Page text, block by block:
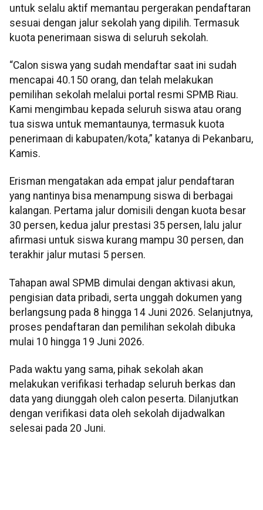
untuk selalu aktif memantau pergerakan pendaftaran
sesuai dengan jalur sekolah yang dipilih. Termasuk
kuota penerimaan siswa di seluruh sekolah.
“Calon siswa yang sudah mendaftar saat ini sudah
mencapai 40.150 orang, dan telah melakukan
pemilihan sekolah melalui portal resmi SPMB Riau.
Kami mengimbau kepada seluruh siswa atau orang
tua siswa untuk memantaunya, termasuk kuota
penerimaan di kabupaten/kota,” katanya di Pekanbaru,
Kamis.
Erisman mengatakan ada empat jalur pendaftaran
yang nantinya bisa menampung siswa di berbagai
kalangan. Pertama jalur domisili dengan kuota besar
30 persen, kedua jalur prestasi 35 persen, lalu jalur
afirmasi untuk siswa kurang mampu 30 persen, dan
terakhir jalur mutasi 5 persen.
Tahapan awal SPMB dimulai dengan aktivasi akun,
pengisian data pribadi, serta unggah dokumen yang
berlangsung pada 8 hingga 14 Juni 2026. Selanjutnya,
proses pendaftaran dan pemilihan sekolah dibuka
mulai 10 hingga 19 Juni 2026.
Pada waktu yang sama, pihak sekolah akan
melakukan verifikasi terhadap seluruh berkas dan
data yang diunggah oleh calon peserta. Dilanjutkan
dengan verifikasi data oleh sekolah dijadwalkan
selesai pada 20 Juni.